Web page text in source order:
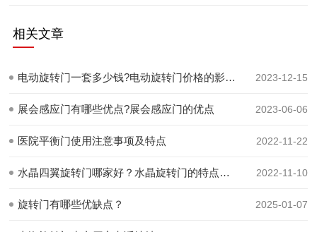
相关文章
电动旋转门一套多少钱?电动旋转门价格的影响因素和范围 2023-12-15
展会感应门有哪些优点?展会感应门的优点 2023-06-06
医院平衡门使用注意事项及特点 2022-11-22
水晶四翼旋转门哪家好？水晶旋转门的特点结构是什么？ 2022-11-10
旋转门有哪些优缺点？ 2025-01-07